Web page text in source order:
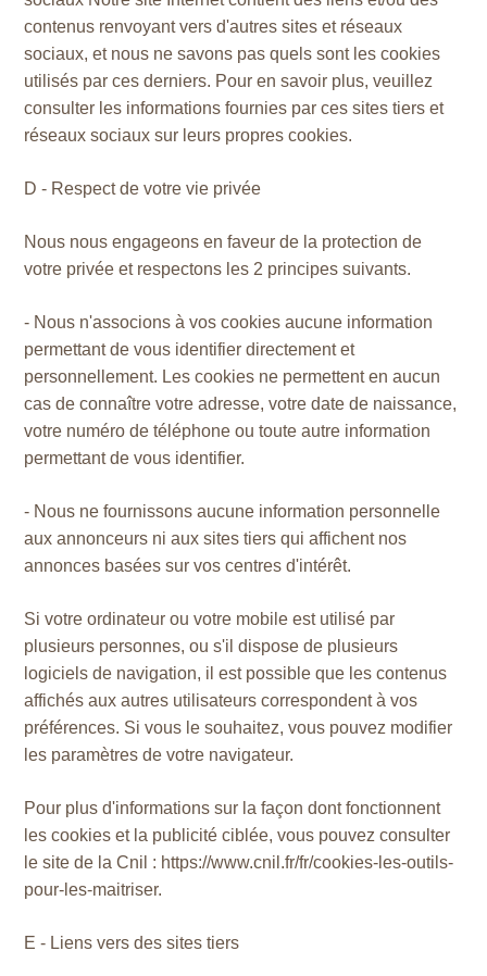
contenus renvoyant vers d'autres sites et réseaux
sociaux, et nous ne savons pas quels sont les cookies
utilisés par ces derniers. Pour en savoir plus, veuillez
consulter les informations fournies par ces sites tiers et
réseaux sociaux sur leurs propres cookies.
D - Respect de votre vie privée
Nous nous engageons en faveur de la protection de
votre privée et respectons les 2 principes suivants.
- Nous n'associons à vos cookies aucune information
permettant de vous identifier directement et
personnellement. Les cookies ne permettent en aucun
cas de connaître votre adresse, votre date de naissance,
votre numéro de téléphone ou toute autre information
permettant de vous identifier.
- Nous ne fournissons aucune information personnelle
aux annonceurs ni aux sites tiers qui affichent nos
annonces basées sur vos centres d'intérêt.
Si votre ordinateur ou votre mobile est utilisé par
plusieurs personnes, ou s'il dispose de plusieurs
logiciels de navigation, il est possible que les contenus
affichés aux autres utilisateurs correspondent à vos
préférences. Si vous le souhaitez, vous pouvez modifier
les paramètres de votre navigateur.
Pour plus d'informations sur la façon dont fonctionnent
les cookies et la publicité ciblée, vous pouvez consulter
le site de la Cnil : https://www.cnil.fr/fr/cookies-les-outils-
pour-les-maitriser.
E - Liens vers des sites tiers